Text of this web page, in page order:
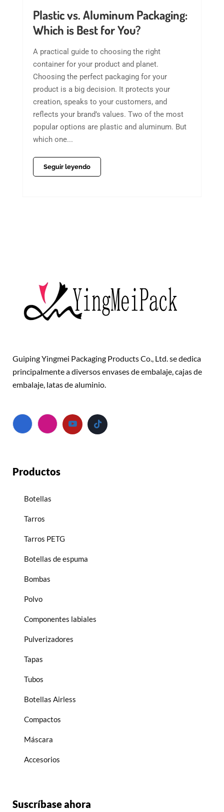
Plastic vs. Aluminum Packaging:
Which is Best for You?
A practical guide to choosing the right
container for your product and planet.
Choosing the perfect packaging for your
product is a big decision. It protects your
creation, speaks to your customers, and
reflects your brand’s values. Two of the most
popular options are plastic and aluminum. But
which one...
Seguir leyendo
Guiping Yingmei Packaging Products Co., Ltd. se dedica
principalmente a diversos envases de embalaje, cajas de
embalaje, latas de aluminio.
Productos
Botellas
Tarros
Tarros PETG
Botellas de espuma
Bombas
Polvo
Componentes labiales
Pulverizadores
Tapas
Tubos
Botellas Airless
Compactos
Máscara
Accesorios
Suscríbase ahora